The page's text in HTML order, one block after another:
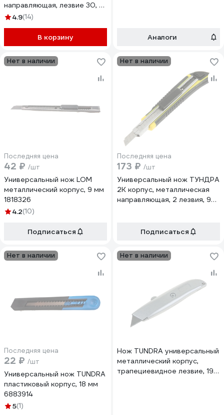
направляющая, лезвие 30, 9
мм 5368491
4.9(14)
В корзину Аналоги
Нет в наличии
Последняя цена
42 ₽ /шт
Универсальный нож LOM
металлический корпус, 9 мм
1818326
4.2(10)
Подписаться
Нет в наличии
Последняя цена
173 ₽ /шт
Универсальный нож ТУНДРА
2К корпус, металлическая
направляющая, 2 лезвия, 9
Подписаться
Нет в наличии
Последняя цена
22 ₽ /шт
Универсальный нож TUNDRA
пластиковый корпус, 18 мм
6883914
5(1)
Нет в наличии
Нож TUNDRA универсальный
металлический корпус,
трапециевидное лезвие, 19